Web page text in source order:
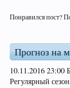
Понравился пост?
Прогноз на
10.11.2016 23:00
Регулярный